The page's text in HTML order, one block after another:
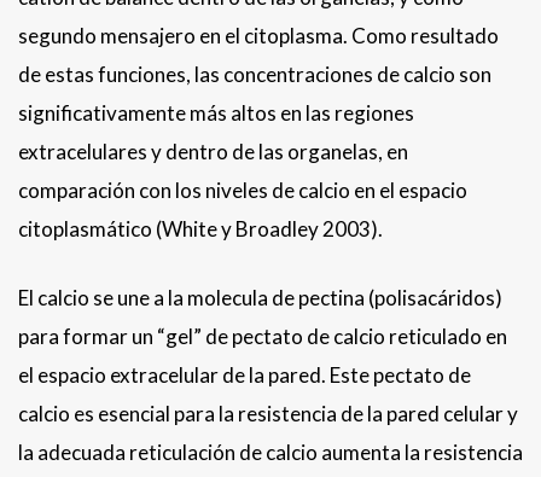
segundo mensajero en el citoplasma. Como resultado
de estas funciones, las concentraciones de calcio son
significativamente más altos en las regiones
extracelulares y dentro de las organelas, en
comparación con los niveles de calcio en el espacio
citoplasmático (White y Broadley 2003).
El calcio se une a la molecula de pectina (polisacáridos)
para formar un “gel” de pectato de calcio reticulado en
el espacio extracelular de la pared. Este pectato de
calcio es esencial para la resistencia de la pared celular y
la adecuada reticulación de calcio aumenta la resistencia